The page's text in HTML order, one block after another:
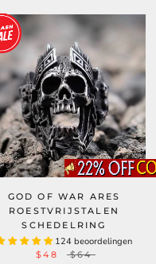
GOD OF WAR ARES
ROESTVRIJSTALEN
SCHEDELRING
124 beoordelingen
$48 $64